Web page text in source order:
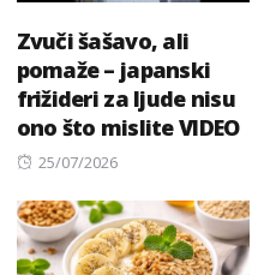
Zvuči šašavo, ali
pomaže – japanski
frižideri za ljude nisu
ono što mislite VIDEO
Posted
25/07/2026